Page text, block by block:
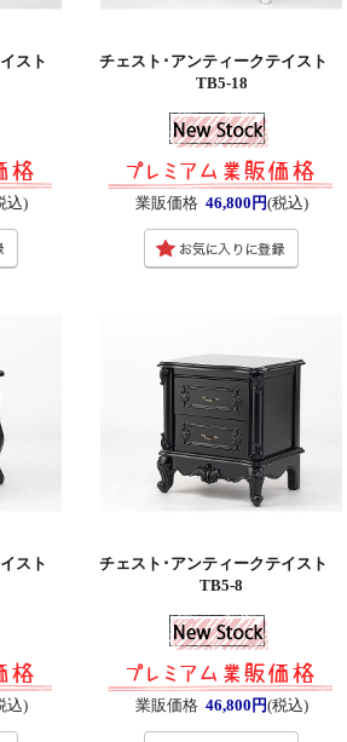
イスト
込)
チェスト･アンティークテイスト
TB5-18
業販価格 46,800円(税込)
イスト
込)
チェスト･アンティークテイスト
TB5-8
業販価格 46,800円(税込)